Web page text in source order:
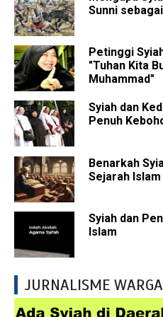
Sunni
Petinggi
"Tuhan Kita
Muhammad"
Syiah dan
Penuh
Benarkah
Sejarah
Syiah dan
Islam
JURNALISME WARGA